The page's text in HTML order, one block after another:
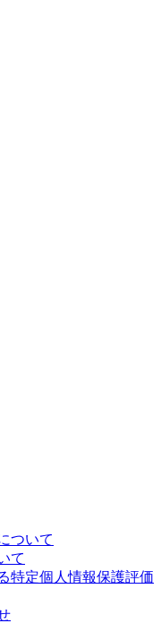
ついて
て
特定個人情報保護評価